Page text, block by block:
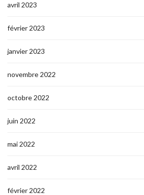
avril 2023
février 2023
janvier 2023
novembre 2022
octobre 2022
juin 2022
mai 2022
avril 2022
février 2022